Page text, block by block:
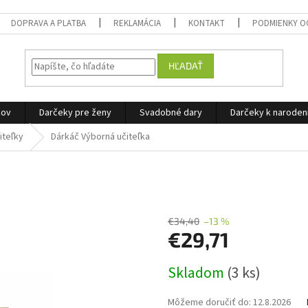
DOPRAVA A PLATBA REKLAMÁCIA KONTAKT PODMIENKY
HĽADAŤ
Darčeky pre ženy Svadobné dary Darčeky k
Dárkáč Výborná učiteľka
€34,40 –13 %
€29,71
cena:
Skladom (3 ks)
Môžeme doručiť do: 12.8.2026